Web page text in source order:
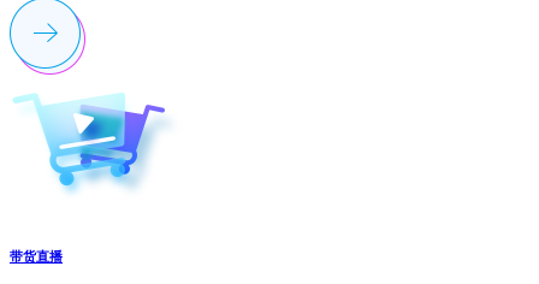
带货直播